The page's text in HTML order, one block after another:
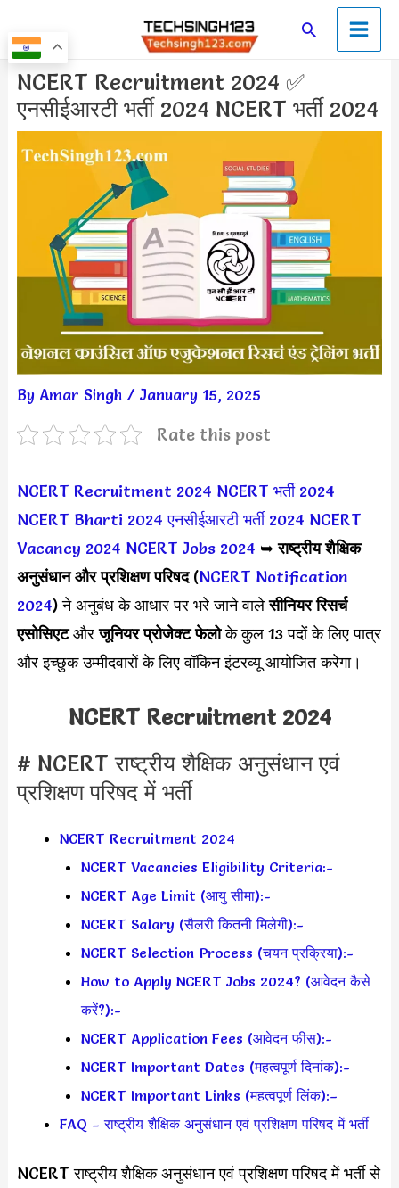
to
content
SearchMain
Menu
NCERT Recruitment 2024 ✅
एनसीईआरटी भर्ती 2024 NCERT भर्ती 2024
By Amar Singh / January 15, 2025
Rate this post
NCERT Recruitment 2024 NCERT भर्ती 2024
NCERT Bharti 2024 एनसीईआरटी भर्ती 2024 NCERT
Vacancy 2024 NCERT Jobs 2024 ➥राष्ट्रीय शैक्षिक
अनुसंधान और प्रशिक्षण परिषद(NCERT Notification
2024) ने अनुबंध के आधार पर भरे जाने वालेसीनियर रिसर्च
एसोसिएटऔरजूनियर प्रोजेक्ट फेलोके कुल 13 पदों के लिए पात्र
और इच्छुक उम्मीदवारों के लिए वॉकिन इंटरव्यू आयोजित करेगा।
NCERT Recruitment 2024
# NCERT राष्ट्रीय शैक्षिक अनुसंधान एवं
प्रशिक्षण परिषद में भर्ती
NCERT Recruitment 2024
NCERT Vacancies Eligibility Criteria:-
NCERT Age Limit (आयु सीमा):-
NCERT Salary (सैलरी कितनी मिलेगी):-
NCERT Selection Process (चयन प्रक्रिया):-
How to Apply NCERT Jobs 2024? (आवेदन कैसे
करें?):-
NCERT Application Fees (आवेदन फीस):-
NCERT Important Dates (महत्वपूर्ण दिनांक):-
NCERT Important Links (महत्वपूर्ण लिंक):–
FAQ – राष्ट्रीय शैक्षिक अनुसंधान एवं प्रशिक्षण परिषद में भर्ती
NCERT राष्ट्रीय शैक्षिक अनुसंधान एवं प्रशिक्षण परिषद में भर्ती से
Post
navigation